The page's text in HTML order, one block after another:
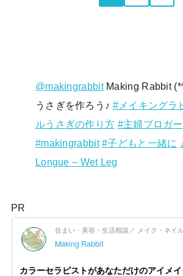
@makingrabbitMaking Rabbit
うさぎを作ろう♪ #メイキングラ
ルうさぎの作り方 #主婦ブロガー
#makingrabbit #子どもと一緒に
Longue – Wet Leg
PR